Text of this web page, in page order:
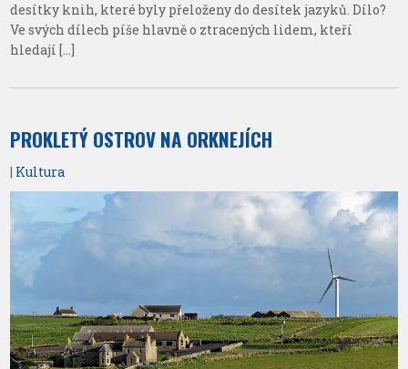
desítky knih, které byly přeloženy do desítek jazyků. Dílo?
Ve svých dílech píše hlavně o ztracených lidem, kteří
hledají […]
PROKLETÝ OSTROV NA ORKNEJÍCH
| Kultura